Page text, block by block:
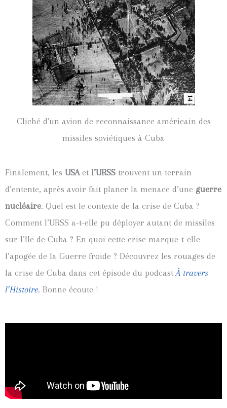
Cliché d'un avion de reconnaissance américain des
missiles soviétiques à Cuba
Finalement, les USA et l’URSS trouvent un terrain
d’entente, après avoir fait planer la menace d’une guerre
nucléaire. Quel est le contexte de la crise de Cuba ?
Comment l’URSS a-t-elle pu déployer autant de missiles
sur l’île de Cuba ? En quoi cette crise marque-t-elle
l’apogée de la Guerre froide ? Découvrez les rouages de
la crise de Cuba dans cet épisode du podcast À travers
l’Histoire. Bonne écoute !